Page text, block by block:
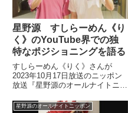
星野源 すしらーめん《り
く》のYouTube界での独
特なポジショニングを語る
すしらーめん《りく》さんが
2023年10月17日放送のニッポン
放送『星野源のオールナイトニッ
く》さんの動画を好きな理由や、
星野源のオールナイトニッポン